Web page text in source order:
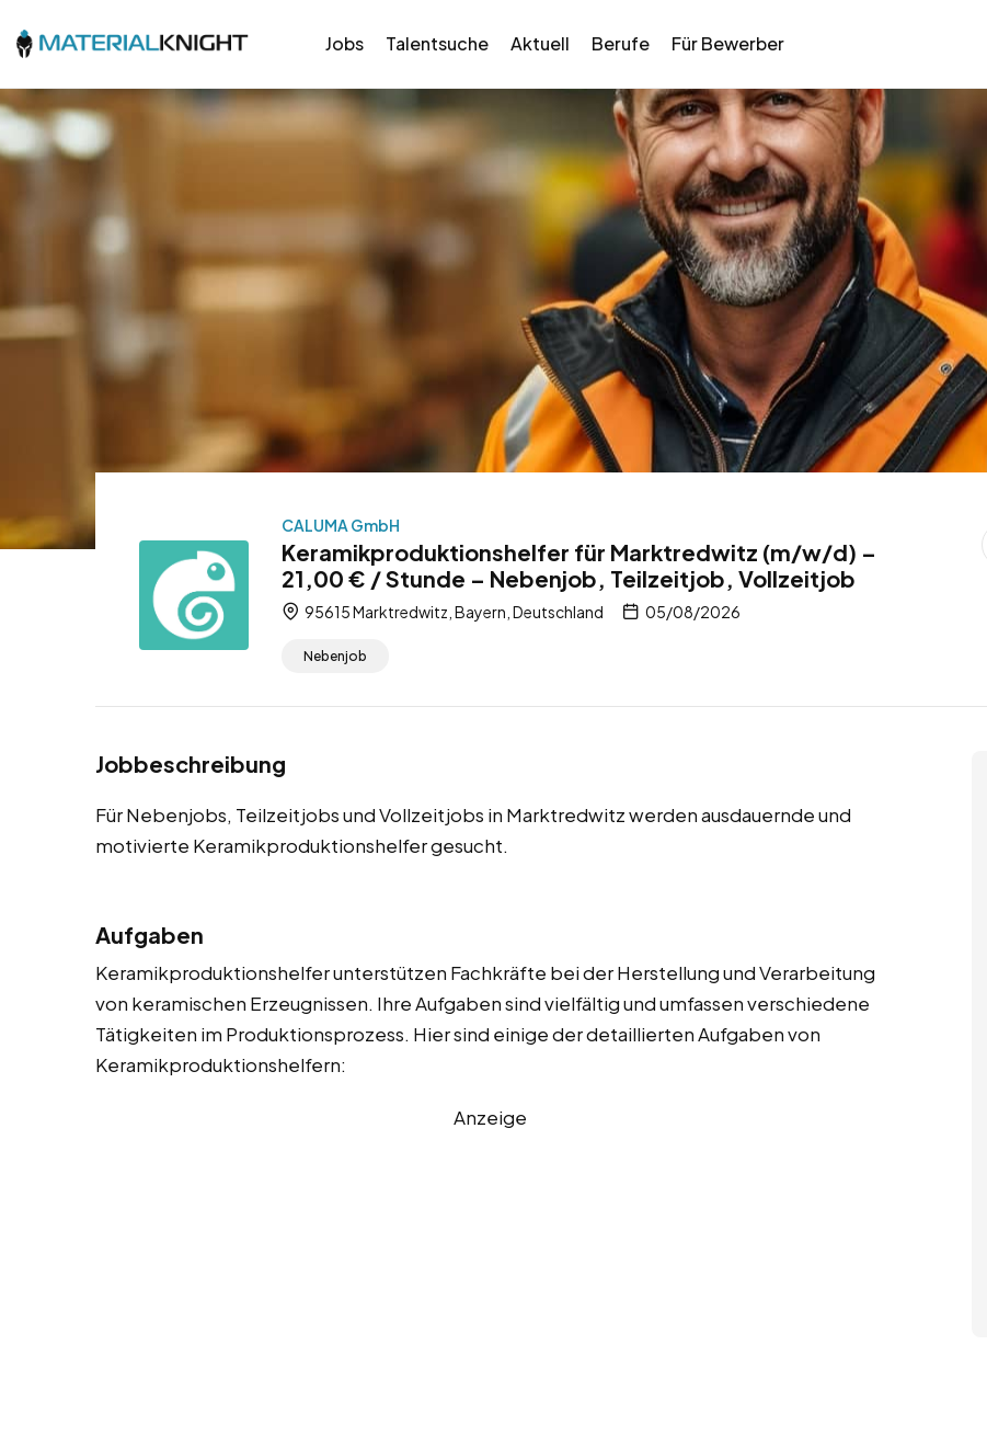
Jobs Talentsuche Aktuell Berufe Für Bewerber
CALUMA GmbH
Keramikproduktionshelfer für Marktredwitz (m/w/d) –
21,00 € / Stunde – Nebenjob, Teilzeitjob, Vollzeitjob
95615 Marktredwitz, Bayern, Deutschland 05/08/2026
Nebenjob
Jobbeschreibung
Für Nebenjobs, Teilzeitjobs und Vollzeitjobs in Marktredwitz werden ausdauernde und
motivierte Keramikproduktionshelfer gesucht.
Aufgaben
Keramikproduktionshelfer unterstützen Fachkräfte bei der Herstellung und Verarbeitung
von keramischen Erzeugnissen. Ihre Aufgaben sind vielfältig und umfassen verschiedene
Tätigkeiten im Produktionsprozess. Hier sind einige der detaillierten Aufgaben von
Keramikproduktionshelfern:
Anzeige